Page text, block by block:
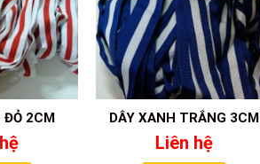
ĐỎ 2CM DÂY XANH TRẮNG 3CM
Liên hệ